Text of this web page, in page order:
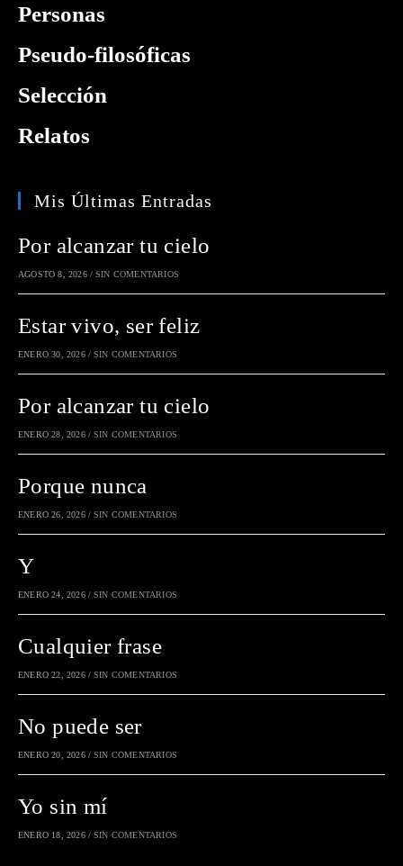
Personas
Pseudo-filosóficas
Selección
Relatos
Mis Últimas Entradas
Por alcanzar tu cielo
AGOSTO 8, 2026 / SIN COMENTARIOS
Estar vivo, ser feliz
ENERO 30, 2026 / SIN COMENTARIOS
Por alcanzar tu cielo
ENERO 28, 2026 / SIN COMENTARIOS
Porque nunca
ENERO 26, 2026 / SIN COMENTARIOS
Y
ENERO 24, 2026 / SIN COMENTARIOS
Cualquier frase
ENERO 22, 2026 / SIN COMENTARIOS
No puede ser
ENERO 20, 2026 / SIN COMENTARIOS
Yo sin mí
ENERO 18, 2026 / SIN COMENTARIOS